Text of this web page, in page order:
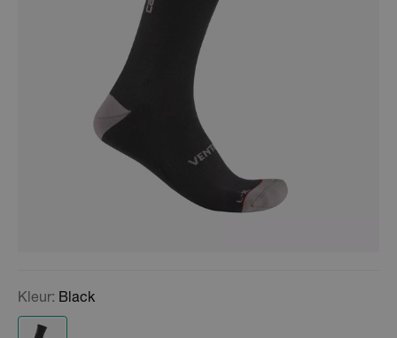
Kleur: Black